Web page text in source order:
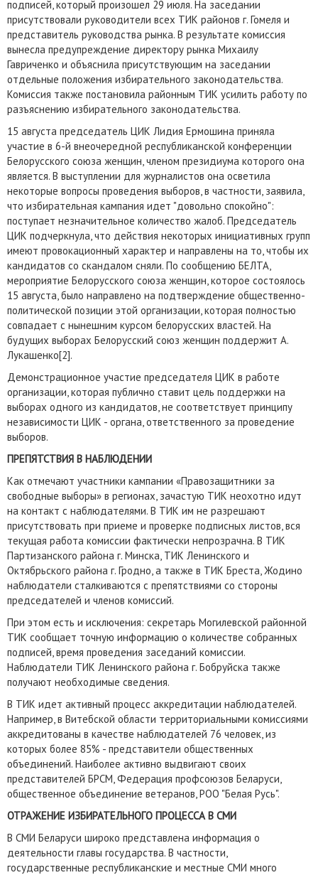
подписей, который произошел 29 июля. На заседании
присутствовали руководители всех ТИК районов г. Гомеля и
представитель руководства рынка. В результате комиссия
вынесла предупреждение директору рынка Михаилу
Гавриченко и объяснила присутствующим на заседании
отдельные положения избирательного законодательства.
Комиссия также постановила районным ТИК усилить работу по
разъяснению избирательного законодательства.
15 августа председатель ЦИК Лидия Ермошина приняла
участие в 6-й внеочередной республиканской конференции
Белорусского союза женщин, членом президиума которого она
является. В выступлении для журналистов она осветила
некоторые вопросы проведения выборов, в частности, заявила,
что избирательная кампания идет "довольно спокойно":
поступает незначительное количество жалоб. Председатель
ЦИК подчеркнула, что действия некоторых инициативных групп
имеют провокационный характер и направлены на то, чтобы их
кандидатов со скандалом сняли. По сообщению БЕЛТА,
мероприятие Белорусского союза женщин, которое состоялось
15 августа, было направлено на подтверждение общественно-
политической позиции этой организации, которая полностью
совпадает с нынешним курсом белорусских властей. На
будущих выборах Белорусский союз женщин поддержит А.
Лукашенко[2].
Демонстрационное участие председателя ЦИК в работе
организации, которая публично ставит цель поддержки на
выборах одного из кандидатов, не соответствует принципу
независимости ЦИК - органа, ответственного за проведение
выборов.
ПРЕПЯТСТВИЯ В НАБЛЮДЕНИИ
Как отмечают участники кампании «Правозащитники за
свободные выборы» в регионах, зачастую ТИК неохотно идут
на контакт с наблюдателями. В ТИК им не разрешают
присутствовать при приеме и проверке подписных листов, вся
текущая работа комиссии фактически непрозрачна. В ТИК
Партизанского района г. Минска, ТИК Ленинского и
Октябрьского района г. Гродно, а также в ТИК Бреста, Жодино
наблюдатели сталкиваются с препятствиями со стороны
председателей и членов комиссий.
При этом есть и исключения: секретарь Могилевской районной
ТИК сообщает точную информацию о количестве собранных
подписей, время проведения заседаний комиссии.
Наблюдатели ТИК Ленинского района г. Бобруйска также
получают необходимые сведения.
В ТИК идет активный процесс аккредитации наблюдателей.
Например, в Витебской области территориальными комиссиями
аккредитованы в качестве наблюдателей 76 человек, из
которых более 85% - представители общественных
объединений. Наиболее активно выдвигают своих
представителей БРСМ, Федерация профсоюзов Беларуси,
общественное объединение ветеранов, РОО "Белая Русь".
ОТРАЖЕНИЕ ИЗБИРАТЕЛЬНОГО ПРОЦЕССА В СМИ
В СМИ Беларуси широко представлена ​​информация о
деятельности главы государства. В частности,
государственные республиканские и местные СМИ много